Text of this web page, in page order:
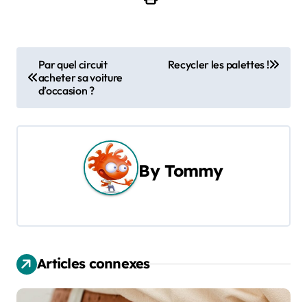
a
v
t
i
o
Par quel circuit
acheter sa voiture
d’occasion ?
Recycler les palettes !
By Tommy
Articles connexes